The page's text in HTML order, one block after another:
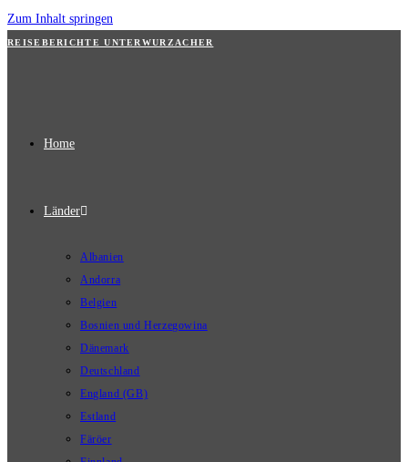
Zum Inhalt springen
REISEBERICHTE UNTERWURZACHER
Home
Länder
Albanien
Andorra
Belgien
Bosnien und Herzegowina
Dänemark
Deutschland
England (GB)
Estland
Färöer